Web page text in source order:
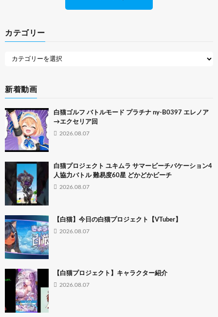
カテゴリー
新着動画
白猫ゴルフ バトルモード プラチナ ny-B0397 エレノア
→エクセリア回
2026.08.07
白猫プロジェクト ユキムラ サマービーチバケーション4
人協力バトル 難易度60星 どかどかビーチ
2026.08.07
【白猫】今日の白猫プロジェクト【VTuber】
2026.08.07
【白猫プロジェクト】キャラクター紹介
2026.08.07